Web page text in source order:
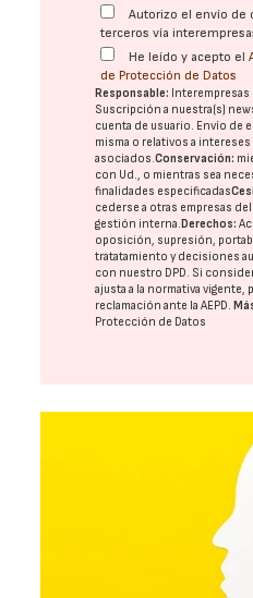
Autorizo el envío de
terceros vía
He leído y acepto el
de Protección de Datos
Responsable: Interempresas
Suscripción a nuestra(s)
cuenta de usuario. Envío de
misma o relativos a
asociados.Conservación:
con Ud., o mientras sea
finalidades especificadas
cederse a otras empresas
gestión interna.Derechos:
oposición, supresión,
tratatamiento y decisiones
con nuestro DPD . Si
ajusta a la normativa vigente,
reclamación ante laAEPD .
Protección de Datos